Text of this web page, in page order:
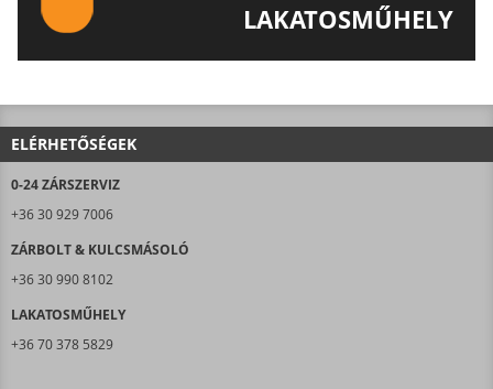
LAKATOSMŰHELY
ELÉRHETŐSÉGEK
0-24 ZÁRSZERVIZ
+36 30 929 7006
ZÁRBOLT & KULCSMÁSOLÓ
+36 30 990 8102
LAKATOSMŰHELY
+36 70 378 5829